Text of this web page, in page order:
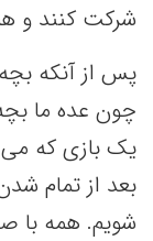
شرکت کنند و
پس از آنکه
چون عده ما
یک بازی که
بعد از تمام
شویم. همه با